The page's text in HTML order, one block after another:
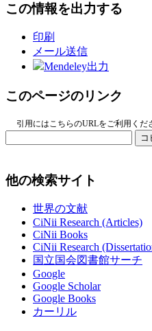
この情報を出力する
印刷
メール送信
Mendeley出力
このページのリンク
引用にはこちらのURLをご利用くだ
コ
他の検索サイト
世界の文献
CiNii Research (Articles)
CiNii Books
CiNii Research
国立国会図書館サーチ
Google
Google Scholar
Google Books
カーリル